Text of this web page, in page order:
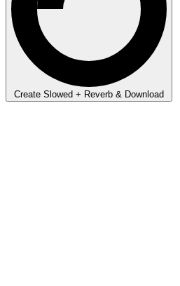
Create Slowed + Reverb & Download